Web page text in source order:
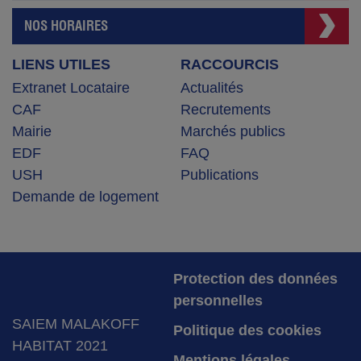
NOS HORAIRES
LIENS UTILES
Extranet Locataire
CAF
Mairie
EDF
USH
Demande de logement
RACCOURCIS
Actualités
Recrutements
Marchés publics
FAQ
Publications
SAIEM MALAKOFF
HABITAT 2021
Protection des données
personnelles
Politique des cookies